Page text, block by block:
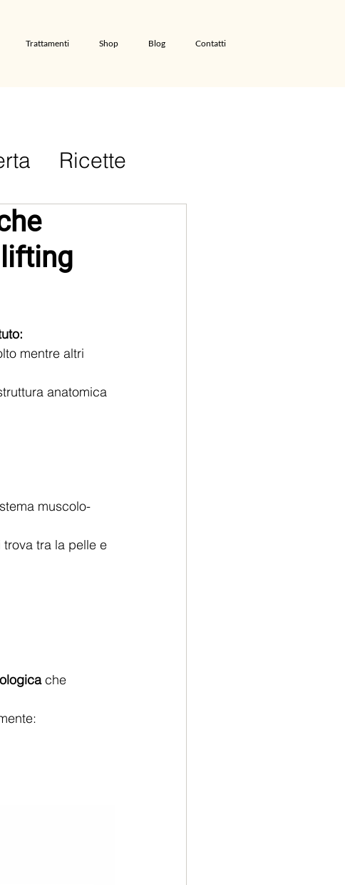
Trattamenti Shop Blog Contatti
Ricette
mentre altri
anatomica
muscolo-
trova tra la pelle e
che